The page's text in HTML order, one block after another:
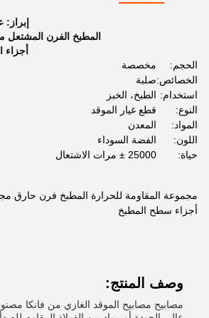
إبراز:
المطبخ الفرن المشتعل
أجزاء
الحجم:
مخصصة
الخصائص:صلبة
استخدام: الطبخ، الخبز
النوع:
قطع غيار الموقد
المواد:
المعدن
اللون:
الفضة السوداء
حياة:
25000 ± مرات الاشتعال
مجموعة المقاومة للحرارة المطبخ فرن حارق
أجزاء سطح المطبخ
وصف المنتج:
مصابيح مصابيح الموقد الغازي من فانكا